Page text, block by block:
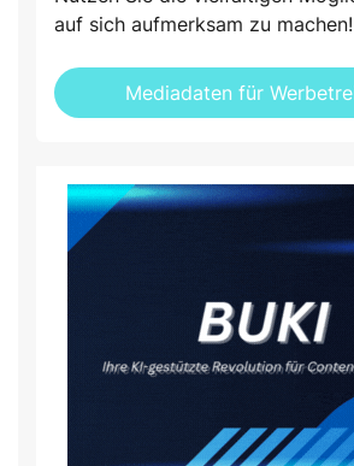
auf sich aufmerksam zu machen!
Mediadaten für